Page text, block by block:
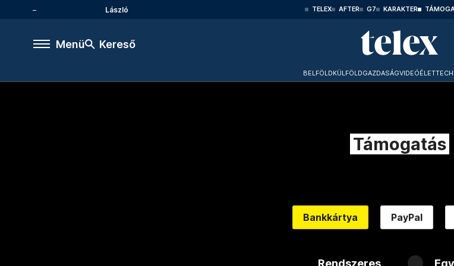
László TELEX AFTER G7 KARAKTER
Menü Kereső
BELFÖLDKÜLFÖLDGAZDASÁGVIDEÓÉLET
Támogatás
Bankkártya PayPal
Rendszeres